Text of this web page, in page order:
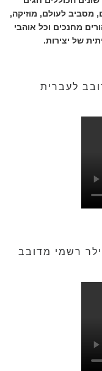
מסביב לעולם, מוזיקה,
מחנכים וכל אוהבי
של יצירות.